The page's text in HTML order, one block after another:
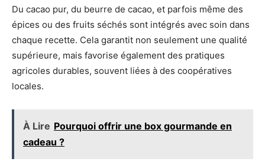
Du cacao pur, du beurre de cacao, et parfois même des
épices ou des fruits séchés sont intégrés avec soin dans
chaque recette. Cela garantit non seulement une qualité
supérieure, mais favorise également des pratiques
agricoles durables, souvent liées à des coopératives
locales.
À Lire Pourquoi offrir une box gourmande en
cadeau ?